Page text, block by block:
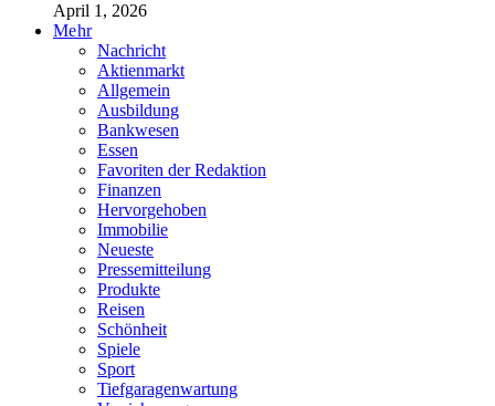
April 1, 2026
Mehr
Nachricht
Aktienmarkt
Allgemein
Ausbildung
Bankwesen
Essen
Favoriten der Redaktion
Finanzen
Hervorgehoben
Immobilie
Neueste
Pressemitteilung
Produkte
Reisen
Schönheit
Spiele
Sport
Tiefgaragenwartung